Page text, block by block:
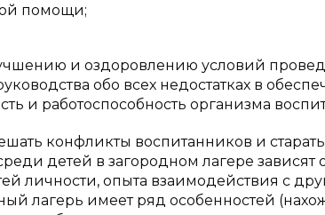
помощи;
и оздоровлению условий
обо всех недостатках в
и работоспособность организма
конфликты воспитанников и
детей в загородном лагере зависят
личности, опыта взаимодействия с
лагерь имеет ряд особенностей